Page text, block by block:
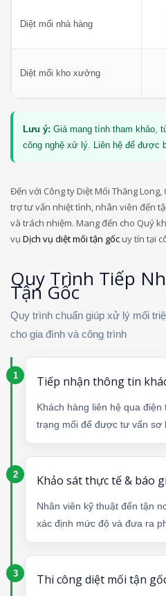
Diệt mối nhà hàng
Diệt mối kho xưởng
Lưu ý: Giá mang tính tham khảo,
công nghệ xử lý. Liên hệ để được
Đến với Công ty Diệt Mối Thăng
trợ tư vấn nhiệt tình, nhân viên đến
và trách nhiệm. Mang đến cho Quý
vụ Dịch vụ diệt mối tận gốcuy tín tại
Quy Trình Tiếp
Tận Gốc
Quy trình chuẩn giúp xử lý mối
cho gia đình và công trình
Tiếp nhận thông tin
Khách hàng liên hệ qua
trạng mối để được tư vấn sơ
Khảo sát thực tế & báo
Nhân viên kỹ thuật đến tận
xác định mức độ và đưa ra
Thi công diệt mối tận